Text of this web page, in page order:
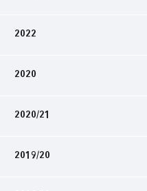
2022
2020
2020/21
2019/20